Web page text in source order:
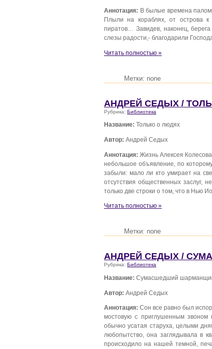
Аннотация: В былые времена
Плыли на кораблях, от острова к
пиратов… Завидев, наконец,
слезы радости,- благодарили
Читать полностью »
Метки: none
АНДРЕЙ СЕДЫХ /
Рубрика: Библиотека
Название: Только о людях
Автор: Андрей Седых
Аннотация: Жизнь Алексея
небольшое объявление, по
забыли: мало ли кто умирает на
отсутствия общественных заслуг,
только две строки о том, что в Нью
Читать полностью »
Метки: none
АНДРЕЙ СЕДЫХ /
Рубрика: Библиотека
Название: Сумасшедший
Автор: Андрей Седых
Аннотация: Сон все равно был
мостовую с приглушенным звоном
обычно усатая старуха, целыми
любопытство, она заглядывала в
происходило на нашей темной,